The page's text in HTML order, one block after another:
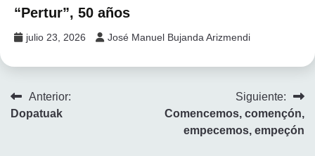
“Pertur”, 50 años
julio 23, 2026 José Manuel Bujanda Arizmendi
Navegación
de
Anterior:
Dopatuak
Siguiente:
Comencemos, començón,
empecemos, empeçón